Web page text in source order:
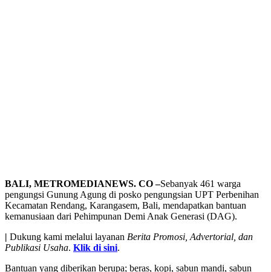
BALI, METROMEDIANEWS. CO –Sebanyak 461 warga
pengungsi Gunung Agung di posko pengungsian UPT Perbenihan
Kecamatan Rendang, Karangasem, Bali, mendapatkan bantuan
kemanusiaan dari Pehimpunan Demi Anak Generasi (DAG).
| Dukung kami melalui layanan Berita Promosi, Advertorial, dan
Publikasi Usaha. Klik di sini.
Bantuan yang diberikan berupa; beras, kopi, sabun mandi, sabun